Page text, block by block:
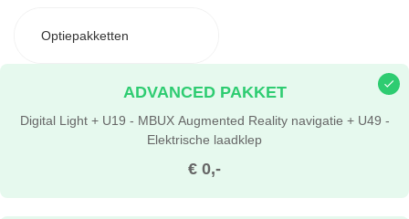
Optiepakketten
€ 0,-
ADVANCED PAKKET
Digital Light + U19 - MBUX Augmented Reality navigatie + U49 -
Elektrische laadklep